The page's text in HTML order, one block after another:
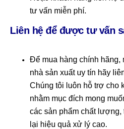
tư vấn miễn phí.
Liên hệ để được tư vấn
Để mua hàng chính hãng,
nhà sản xuất uy tín hãy
Chúng tôi luôn hỗ trợ cho
nhằm mục đích mong
các sản phẩm chất lượng,
lại hiệu quả xử lý cao.